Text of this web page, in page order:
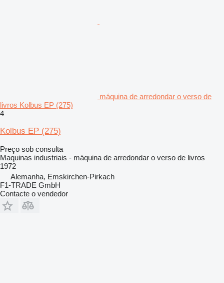
máquina de arredondar o verso de
livros Kolbus EP (275)
4
Kolbus EP (275)
Preço sob consulta
Maquinas industriais - máquina de arredondar o verso de livros
1972
Alemanha, Emskirchen-Pirkach
F1-TRADE GmbH
Contacte o vendedor